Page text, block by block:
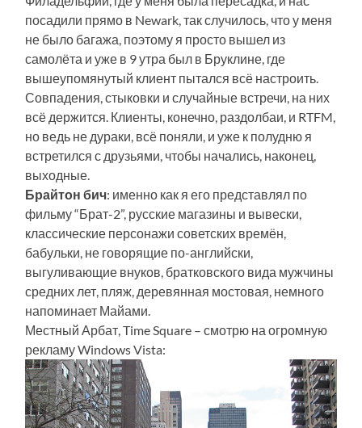
посадили прямо в Newark, так случилось, что у меня
не было багажа, поэтому я просто вышел из
самолёта и уже в 9 утра был в Бруклине, где
вышеупомянутый клиент пытался всё настроить.
Совпадения, стыковки и случайные встречи, на них
всё держится. Клиенты, конечно, раздолбаи, и RTFM,
но ведь не дураки, всё поняли, и уже к полудню я
встретился с друзьями, чтобы начались, наконец,
выходные.
Брайтон бич: именно как я его представлял по
фильму “Брат-2”, русские магазины и вывески,
классические персонажи советских времён,
бабульки, не говорящие по-английски,
выгуливающие внуков, братковского вида мужчины
средних лет, пляж, деревянная мостовая, немного
напоминает Майами.
Местный Арбат, Time Square – смотрю на огромную
рекламу Windows Vista: